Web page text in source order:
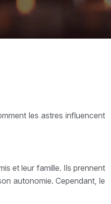
les astres influencent
et leur famille. Ils prennent
autonomie. Cependant, le